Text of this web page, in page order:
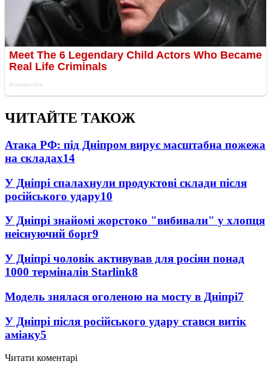
ЧИТАЙТЕ ТАКОЖ
Атака РФ: під Дніпром вирує масштабна пожежа
на складах14
У Дніпрі спалахнули продуктові склади після
російського удару10
У Дніпрі знайомі жорстоко "вибивали" у хлопця
неіснуючий борг9
У Дніпрі чоловік активував для росіян понад
1000 терміналів Starlink8
Модель знялася оголеною на мосту в Дніпрі7
У Дніпрі після російського удару стався витік
аміаку5
Читати коментарі